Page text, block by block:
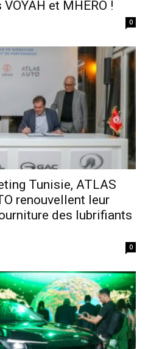
et MHERO !
0
Tunisie, ATLAS
renouvellent leur
des lubrifiants
0